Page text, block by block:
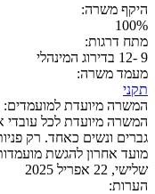
היקף משרה:
100%
מתח דרגות:
9 -12 בדירוג המינהלי
מעמד משרה:
תקני
המשרה מיועדת למועמדים:
המשרה מיועדת לכל עובדי
גברים ונשים כאחד. רק
מועד אחרון להגשת
שלישי, 22 אפריל 2025
הערות: